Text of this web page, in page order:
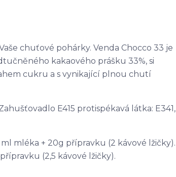
chuťové pohárky. Venda Chocco 33 je
kakaového prášku 33%, si
cukru a s vynikající plnou chutí
E415 protispékavá látka: E341,
mléka + 20g přípravku (2 kávové lžičky).
(2,5 kávové lžičky).